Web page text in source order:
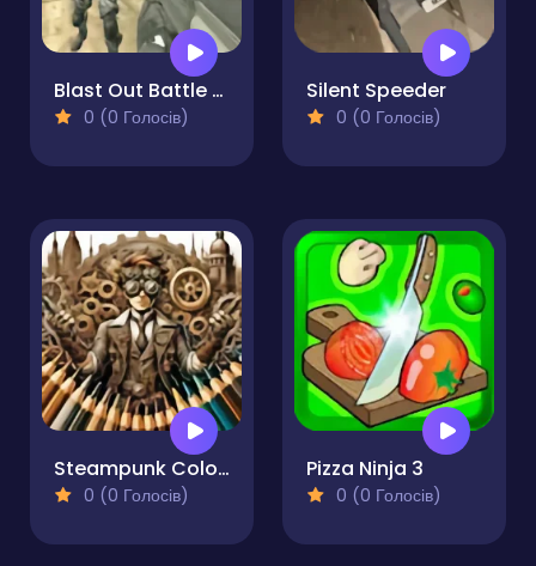
Blast Out Battle Royale
0 (0 Голосів)
Silent Speeder
0 (0 Голосів)
Steampunk Coloring Adventure
0 (0 Голосів)
Pizza Ninja 3
0 (0 Голосів)